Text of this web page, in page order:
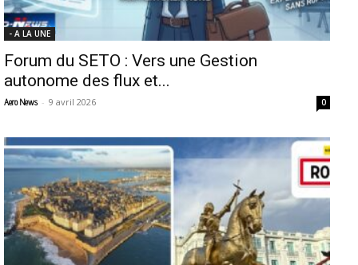
- A LA UNE
Forum du SETO : Vers une Gestion
autonome des flux et...
Aero News - 9 avril 2026 0